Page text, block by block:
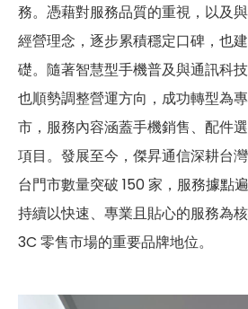
務。憑藉對服務品質的重視，以及
經營理念，逐步累積穩定口碑，也
礎。隨著智慧型手機普及與通訊科
也順勢調整營運方向，成功轉型為
市，服務內容涵蓋手機銷售、配件
項目。發展至今，傑昇通信深耕台
台門市數量突破 150 家，服務據點
持續以快速、專業且貼心的服務為
3C 零售市場的重要品牌地位。